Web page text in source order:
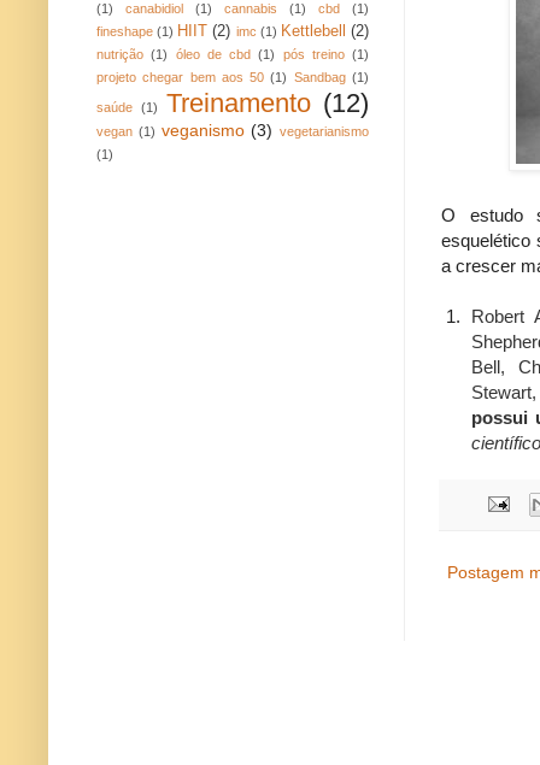
O estudo
esquelético
a crescer
Robert
Bell,
possui
Postagem
(1)
canabidiol (1) cannabis (1) cbd
(1)
fineshape (1) HIIT (2) imc (1) Kettlebell (2)
nutrição (1) óleo de cbd (1) pós treino (1)
projeto chegar bem aos 50 (1) Sandbag (1)
saúde (1) Treinamento (12)
vegan (1) veganismo (3) vegetarianismo
(1)